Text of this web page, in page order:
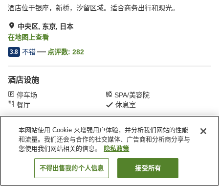
酒店位于银座，新桥，汐留区域。适合商务出行和观光。
中央区, 东京, 日本
在地图上查看
3.8 不错 点评数: 282
酒店设施
停车场
SPA/美容院
餐厅
休息室
首页 日本 东京 中央区 银座格兰大饭店
搜索客房
本网站使用 Cookie 来增强用户体验，并分析我们网站的性能
和流量。我们还会与合作的社交媒体、广告商和分析商分享与
您使用我们网站相关的信息。
隐私政策
不得出售我的个人信息 接受所有